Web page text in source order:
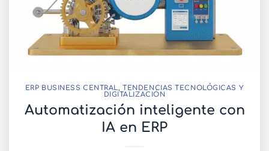
ERP BUSINESS CENTRAL,TENDENCIAS TECNOLÓGICAS Y
DIGITALIZACIÓN
Automatización inteligente con
IA en ERP